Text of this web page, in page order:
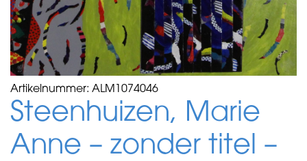
Artikelnummer: ALM1074046
Steenhuizen, Marie
Anne – zonder titel –